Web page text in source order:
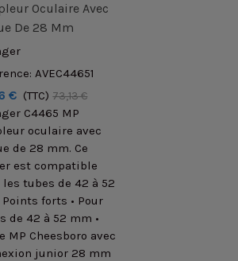
Oculaire Avec
De 28 Mm
AVEC44651
€ (TTC) 73,13 €
C4465 MP
oculaire avec
de 28 mm. Ce
est compatible
les tubes de 42 à 52
Points forts • Pour
de 42 à 52 mm •
MP Cheesboro avec
junior 28 mm